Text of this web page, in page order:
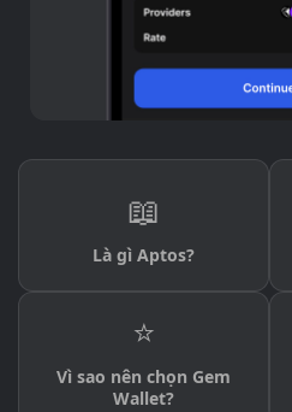
📖
Là gì Aptos?
⭐
Vì sao nên chọn Gem
Wallet?